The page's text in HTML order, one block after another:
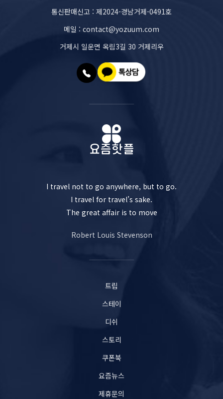
통신판매신고 : 제2024-경남거제-0491호
메일 : contact@yozuum.com
거제시 일운면 옥림3길 30 거제리우
I travel not to go anywhere, but to go.
I travel for travel’s sake.
The great affair is to move
Robert Louis Stevenson
트립
스테이
디쉬
스토리
쿠폰북
요즘뉴스
제휴문의